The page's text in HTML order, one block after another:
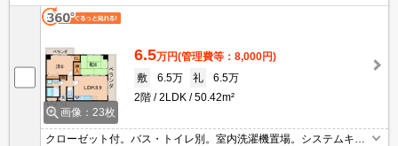
画像：23枚
6.5万円(管理費等：8,000円)
敷
6.5万 礼
6.5万
2階
2LDK 50.42m²
クローゼット付。バス・トイレ別。室内洗濯機置場。システムキッ